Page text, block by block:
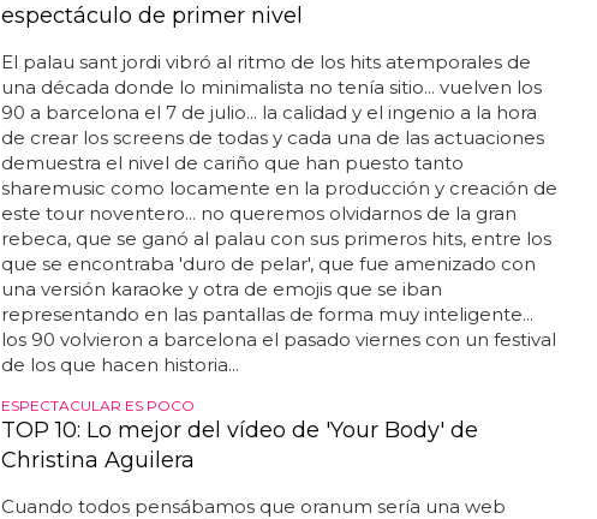
espectáculo de primer nivel
El palau sant jordi vibró al ritmo de los hits atemporales de
una década donde lo minimalista no tenía sitio... vuelven los
90 a barcelona el 7 de julio... la calidad y el ingenio a la hora
de crear los screens de todas y cada una de las actuaciones
demuestra el nivel de cariño que han puesto tanto
sharemusic como locamente en la producción y creación de
este tour noventero... no queremos olvidarnos de la gran
rebeca, que se ganó al palau con sus primeros hits, entre los
que se encontraba 'duro de pelar', que fue amenizado con
una versión karaoke y otra de emojis que se iban
representando en las pantallas de forma muy inteligente...
los 90 volvieron a barcelona el pasado viernes con un festival
de los que hacen historia...
ESPECTACULAR ES POCO
TOP 10: Lo mejor del vídeo de 'Your Body' de
Christina Aguilera
Cuando todos pensábamos que oranum sería una web